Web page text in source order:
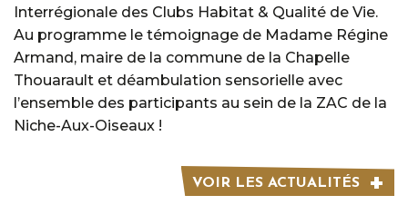
Interrégionale des Clubs Habitat & Qualité de Vie.
Au programme le témoignage de Madame Régine
Armand, maire de la commune de la Chapelle
Thouarault et déambulation sensorielle avec
l’ensemble des participants au sein de la ZAC de la
Niche-Aux-Oiseaux !
VOIR LES ACTUALITÉS